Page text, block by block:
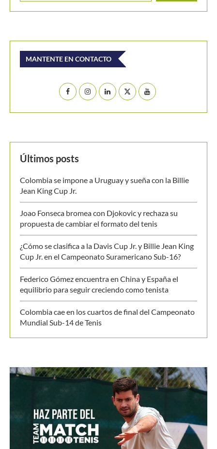
MANTENTE EN CONTACTO
Últimos posts
Colombia se impone a Uruguay y sueña con la Billie
Jean King Cup Jr.
Joao Fonseca bromea con Djokovic y rechaza su
propuesta de cambiar el formato del tenis
¿Cómo se clasifica a la Davis Cup Jr. y Billie Jean King
Cup Jr. en el Campeonato Suramericano Sub-16?
Federico Gómez encuentra en China y España el
equilibrio para seguir creciendo como tenista
Colombia cae en los cuartos de final del Campeonato
Mundial Sub-14 de Tenis